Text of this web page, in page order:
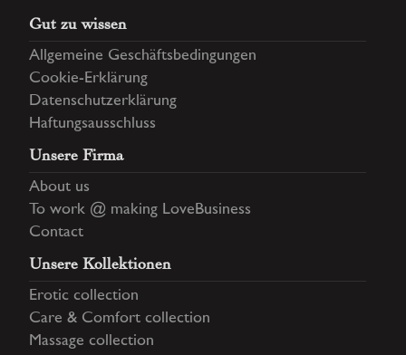
Gut zu wissen
Allgemeine Geschäftsbedingungen
Cookie-Erklärung
Datenschutzerklärung
Haftungsausschluss
Unsere Firma
About us
To work @ making LoveBusiness
Contact
Unsere Kollektionen
Erotic collection
Care & Comfort collection
Massage collection